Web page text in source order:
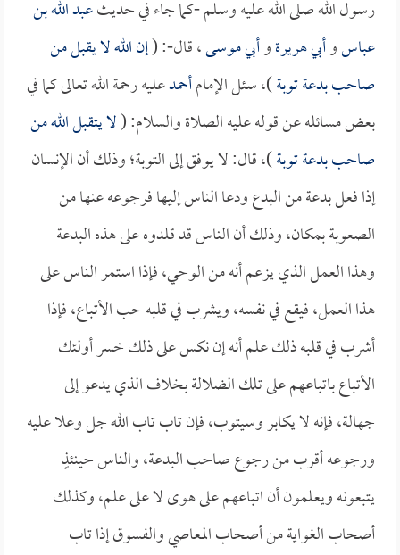
رسول الله صلى الله عليه وسلم -كما جاء في حديثعبد الله بن
عباسوأبي هريرةوأبي موسى، قال-: (إن الله لا يقبل من
صاحب بدعة توبة)، سئل الإمامأحمدعليه رحمة الله تعالى كما في
بعض مسائله عن قوله عليه الصلاة والسلام: (لا يتقبل الله من
صاحب بدعة توبة)، قال: لا يوفق إلى التوبة؛ وذلك أن الإنسان
إذا فعل بدعة من البدع ودعا الناس إليها فرجوعه عنها من
الصعوبة بمكان، وذلك أن الناس قد قلدوه على هذه البدعة
وهذا العمل الذي يزعم أنه من الوحي، فإذا استمر الناس على
هذا العمل، فيقع في نفسه، ويشرب في قلبه حب الأتباع، فإذا
أشرب في قلبه ذلك علم أنه إن نكس على ذلك خسر أولئك
الأتباع باتباعهم على تلك الضلالة بخلاف الذي يدعو إلى
جهالة، فإنه لا يكابر وسيتوب، فإن تاب تاب الله جل وعلا عليه
ورجوعه أقرب من رجوع صاحب البدعة، والناس حينئذٍ
يتبعونه ويعلمون أن اتباعهم على هوى لا على علم، وكذلك
أصحاب الغواية من أصحاب المعاصي والفسوق إذا تاب